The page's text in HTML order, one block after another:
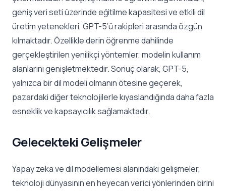
geniş veri seti üzerinde eğitilme kapasitesi ve etkili dil
üretim yetenekleri, GPT-5’ü rakipleri arasında özgün
kılmaktadır. Özellikle derin öğrenme dahilinde
gerçekleştirilen yenilikçi yöntemler, modelin kullanım
alanlarını genişletmektedir. Sonuç olarak, GPT-5,
yalnızca bir dil modeli olmanın ötesine geçerek,
pazardaki diğer teknolojilerle kıyaslandığında daha fazla
esneklik ve kapsayıcılık sağlamaktadır.
Gelecekteki Gelişmeler
Yapay zeka ve dil modellemesi alanındaki gelişmeler,
teknoloji dünyasının en heyecan verici yönlerinden birini